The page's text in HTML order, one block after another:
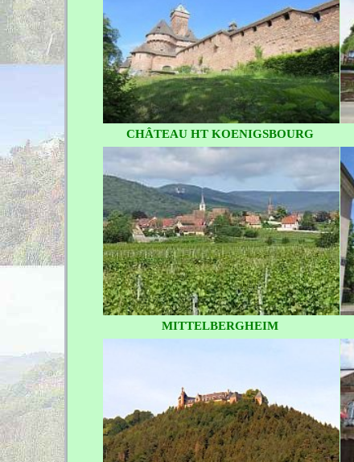
CHÂTEAU HT KOENIGSBOURG
MITTELBERGHEIM